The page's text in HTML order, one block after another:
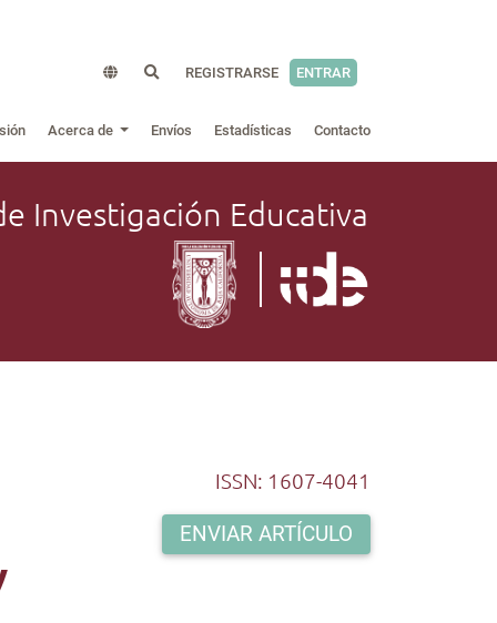
REGISTRARSE ENTRAR
Acerca de Envíos Estadísticas Contacto
Investigación Educativa
ISSN: 1607-4041
ENVIAR ARTÍCULO